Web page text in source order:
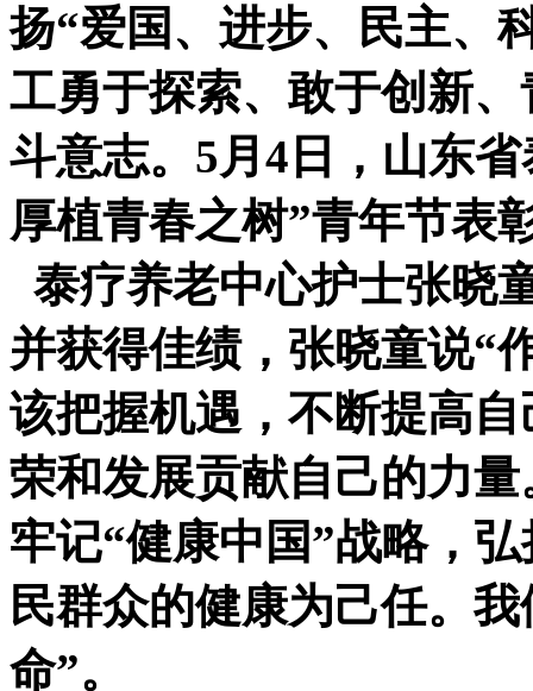
扬“爱国、进步、民主、
工勇于探索、敢于创新
斗意志。5月4日，山东
厚植青春之树”青年节表
泰疗养老中心护士张晓
并获得佳绩，张晓童说“
该把握机遇，不断提高
荣和发展贡献自己的力
牢记“健康中国”战略，
民群众的健康为己任。
命”。